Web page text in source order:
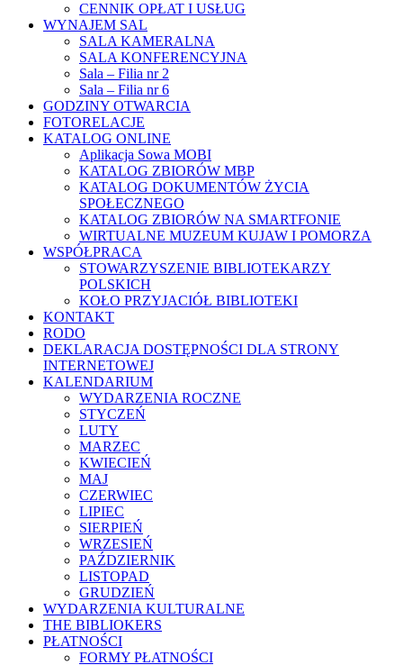
CENNIK OPŁAT I USŁUG
WYNAJEM SAL
SALA KAMERALNA
SALA KONFERENCYJNA
Sala – Filia nr 2
Sala – Filia nr 6
GODZINY OTWARCIA
FOTORELACJE
KATALOG ONLINE
Aplikacja Sowa MOBI
KATALOG ZBIORÓW MBP
KATALOG DOKUMENTÓW ŻYCIA
SPOŁECZNEGO
KATALOG ZBIORÓW NA SMARTFONIE
WIRTUALNE MUZEUM KUJAW I POMORZA
WSPÓŁPRACA
STOWARZYSZENIE BIBLIOTEKARZY
POLSKICH
KOŁO PRZYJACIÓŁ BIBLIOTEKI
KONTAKT
RODO
DEKLARACJA DOSTĘPNOŚCI DLA STRONY
INTERNETOWEJ
KALENDARIUM
WYDARZENIA ROCZNE
STYCZEŃ
LUTY
MARZEC
KWIECIEŃ
MAJ
CZERWIEC
LIPIEC
SIERPIEŃ
WRZESIEŃ
PAŹDZIERNIK
LISTOPAD
GRUDZIEŃ
WYDARZENIA KULTURALNE
THE BIBLIOKERS
PŁATNOŚCI
FORMY PŁATNOŚCI